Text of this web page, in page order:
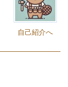
自己紹介へ